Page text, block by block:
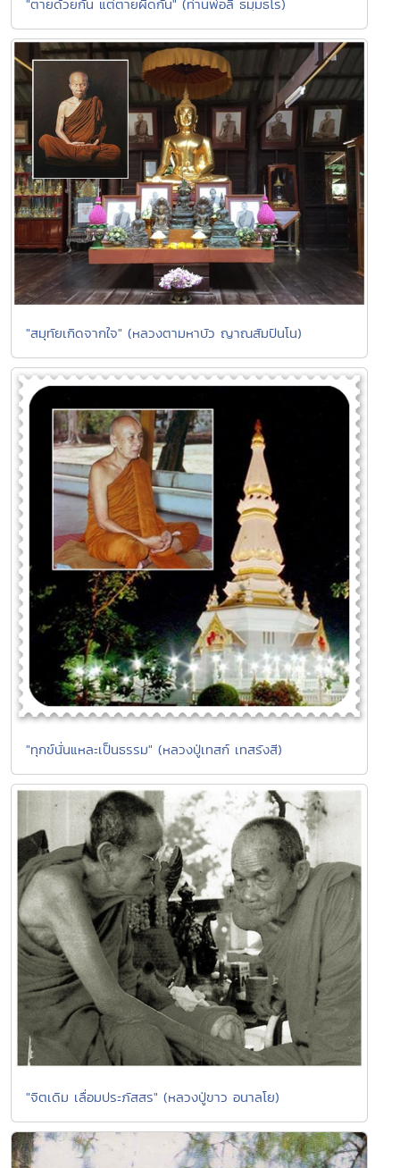
"ตายด้วยกัน แต่ตายผิดกัน" (ท่านพ่อลี ธมฺมธโร)
"สมุทัยเกิดจากใจ" (หลวงตามหาบัว ญาณสัมปันโน)
"ทุกข์นั่นแหละเป็นธรรม" (หลวงปู่เทสก์ เทสรังสี)
"จิตเดิม เลื่อมประภัสสร" (หลวงปู่ขาว อนาลโย)